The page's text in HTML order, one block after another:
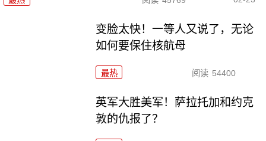
变脸太快！一等人又说了，无论
如何要保住核航母
最热 阅读 54400
英军大胜美军！萨拉托加和约克
敦的仇报了？